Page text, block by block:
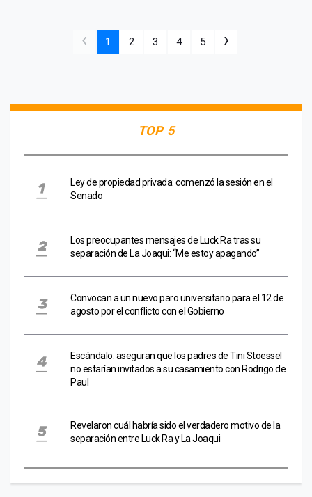
‹ 1 2 3 4 5 ›
TOP 5
Ley de propiedad privada: comenzó la sesión en el
Senado
Los preocupantes mensajes de Luck Ra tras su
separación de La Joaqui: “Me estoy apagando”
Convocan a un nuevo paro universitario para el 12 de
agosto por el conflicto con el Gobierno
Escándalo: aseguran que los padres de Tini Stoessel
no estarían invitados a su casamiento con Rodrigo de
Paul
Revelaron cuál habría sido el verdadero motivo de la
separación entre Luck Ra y La Joaqui